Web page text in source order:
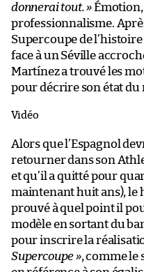
donnerai tout. »
professionnalisme.
Supercoupe de
face à un Séville
Martínez a trouvé les
pour décrire son état du
Vidéo
Alors que l’Espagnol
retourner dans son
et qu’il a quitté pour
maintenant huit ans), le
prouvé à quel point il
modèle en sortant du
pour inscrire la
Supercoupe », comme le